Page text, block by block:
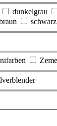
dunkelgrau